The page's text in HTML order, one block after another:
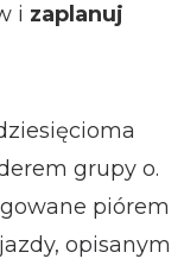
i zaplanuj
grupy o.
piórem
opisanym